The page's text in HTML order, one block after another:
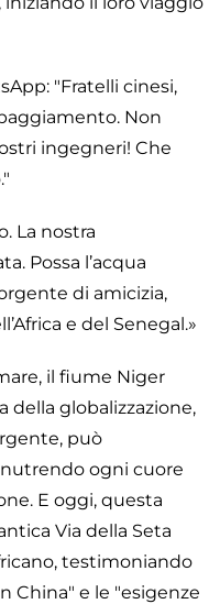
"Fratelli cinesi,
Non
ingegneri! Che
La nostra
Possa l’acqua
di amicizia,
e del Senegal.»
il fiume Niger
della globalizzazione,
può
ogni cuore
E oggi, questa
Via della Seta
testimoniando
China" e le "esigenze